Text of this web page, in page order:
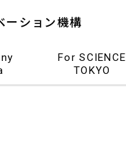
ーション機構
For SCIENCE
TOKYO
For SCIENCE
ーション機構